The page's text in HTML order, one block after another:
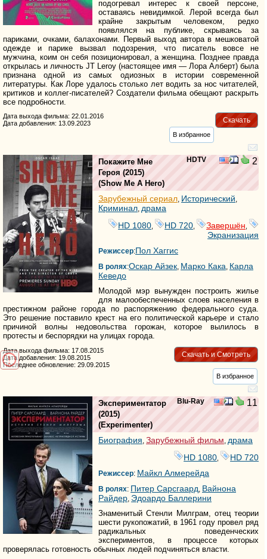
подогревал интерес к своей персоне,
оставаясь невидимкой. Лерой всегда был
крайне закрытым человеком, редко
появлялся на публике, скрываясь за
париками, очками, балахонами. Первый выход автора в мешковатой
одежде и парике вызвал подозрения, что писатель вовсе не
мужчина, коим он себя позиционировал, а женщина. Позднее правда
открылась и личность JT Leroy (настоящее имя — Лора Алберт) была
признана одной из самых одиозных в истории современной
литературы. Как Лоре удалось столько лет водить за нос читателей,
критиков и коллег-писателей? Создатели фильма обещают раскрыть
все подробности.
Скачать
Дата выхода фильма: 22.01.2016
Дата добавления: 13.09.2023
В избранное
HDTV 2
Покажите Мне
Героя (2015)
(Show Me A Hero)
Зарубежный сериал, Исторический,
Криминал, драма
HD 1080
HD 720 Завершён
Экранизация
Режиссер:Пол Хаггис
В ролях:Оскар Айзек, Марко Кака, Карла
Кеведо
Молодой мэр вынужден построить жилье
для малообеспеченных слоев населения в
престижном районе города по распоряжению федерального суда.
Это решение поставило крест на его политической карьере и стало
причиной волны недовольства горожан, которое вылилось в
протесты и беспорядки на улицах города.
Скачать и Смотреть
Дата выхода фильма: 17.08.2015
Дата добавления: 19.08.2015
Последнее обновление: 29.09.2015
В избранное
Blu-Ray 11
Экспериментатор
(2015)
(Experimenter)
Биография, Зарубежный фильм, драма
HD 1080
HD 720
Режиссер: Майкл Алмерейда
В ролях: Питер Сарсгаард, Вайнона
Райдер, Эдоардо Баллерини
Знаменитый Стенли Милграм, отец теории
шести рукопожатий, в 1961 году провел ряд
радикальных поведенческих
экспериментов, в процессе которых
проверялась готовность обычных людей подчиняться власти.